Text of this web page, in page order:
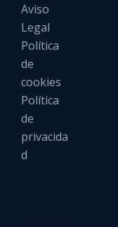
Aviso
Legal
Política
de
cookies
Política
de
privacida
d